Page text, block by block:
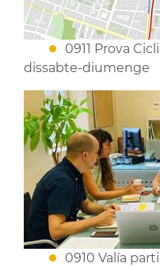
0911 Prova
dissabte-diumenge
0910 Valía